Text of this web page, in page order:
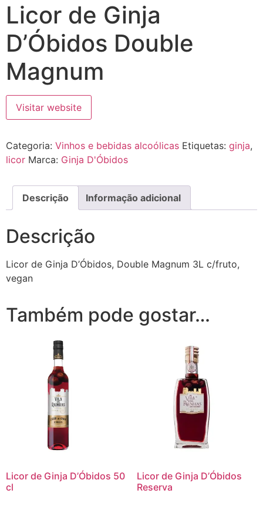
Licor de Ginja
D’Óbidos Double
Magnum
Visitar website
Categoria: Vinhos e bebidas alcoólicas Etiquetas: ginja,
licor Marca: Ginja D'Óbidos
Descrição Informação adicional
Descrição
Licor de Ginja D’Óbidos, Double Magnum 3L c/fruto,
vegan
Também pode gostar…
Licor de Ginja D’Óbidos 50
cl
Licor de Ginja D’Óbidos
Reserva